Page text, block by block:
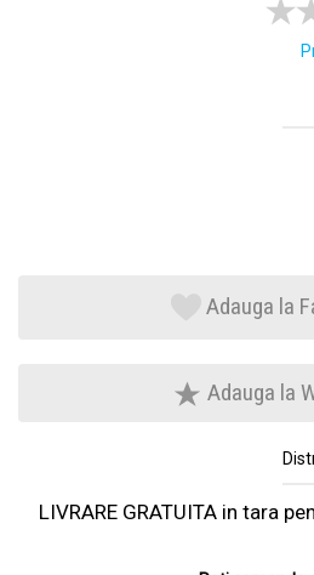
Adauga la
Adauga la
LIVRARE GRATUITA in tara